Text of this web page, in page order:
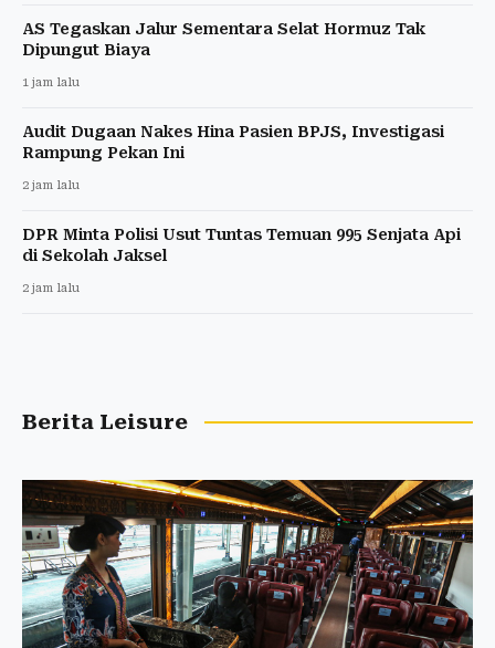
AS Tegaskan Jalur Sementara Selat Hormuz Tak
Dipungut Biaya
1 jam lalu
Audit Dugaan Nakes Hina Pasien BPJS, Investigasi
Rampung Pekan Ini
2 jam lalu
DPR Minta Polisi Usut Tuntas Temuan 995 Senjata Api
di Sekolah Jaksel
2 jam lalu
Berita Leisure